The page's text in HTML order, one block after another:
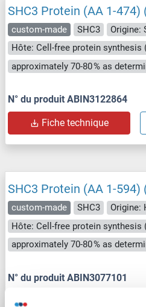
SHC3 Protein (AA 1-474)
custom-made SHC3
Origine:
Hôte: Cell-free protein synthesis
N° du produit ABIN3122864
Fiche technique
SHC3 Protein (AA 1-594)
custom-made SHC3
Origine:
Hôte: Cell-free protein synthesis
N° du produit ABIN3077101